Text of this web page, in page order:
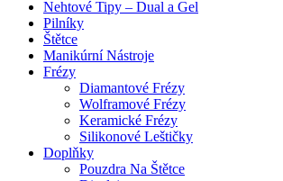
Nehtové Tipy – Dual a Gel
Pilníky
Štětce
Manikúrní Nástroje
Frézy
Diamantové Frézy
Wolframové Frézy
Keramické Frézy
Silikonové Leštičky
Doplňky
Pouzdra Na Štětce